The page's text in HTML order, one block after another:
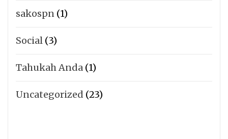
sakospn (1)
Social (3)
Tahukah Anda (1)
Uncategorized (23)